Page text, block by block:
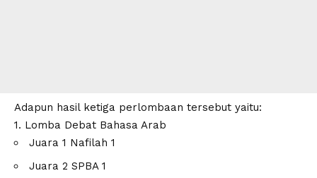
Adapun hasil ketiga perlombaan tersebut yaitu:
1. Lomba Debat Bahasa Arab
Juara 1 Nafilah 1
Juara 2 SPBA 1